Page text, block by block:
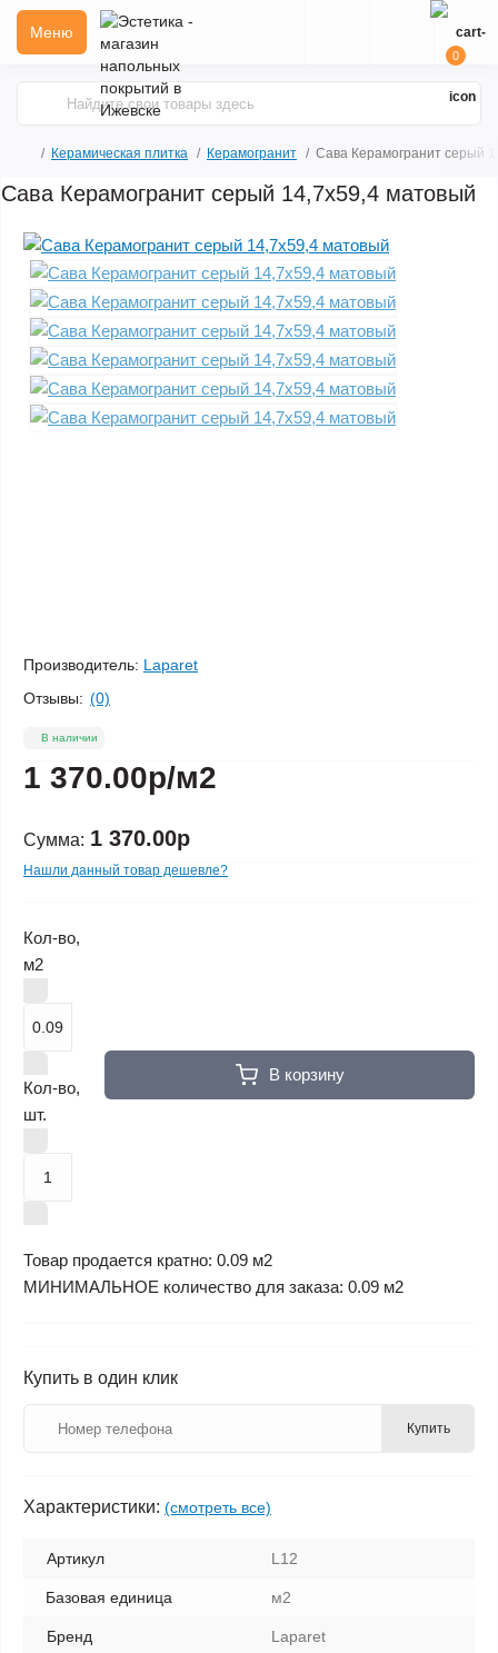
Меню
0
Керамическая плитка Керамогранит Сава Керамогранит серый
Сава Керамогранит серый 14,7х59,4 матовый
Производитель: Laparet
Отзывы: (0)
В наличии
1 370.00р/м2
Сумма: 1 370.00р
Нашли данный товар дешевле?
Кол-во,
м2
Кол-во,
шт.
В корзину
Товар продается кратно: 0.09 м2
МИНИМАЛЬНОЕ количество для заказа: 0.09 м2
Купить в один клик
Купить
Характеристики: (смотреть все)
Артикул L12
Базовая единица м2
Бренд Laparet